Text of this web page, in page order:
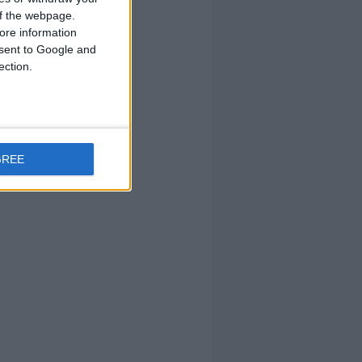
webpage.
information
to Google and